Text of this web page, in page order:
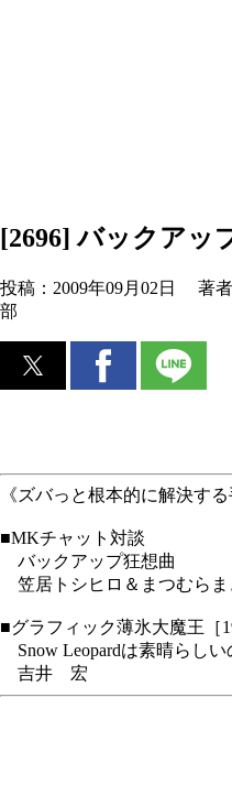
[2696] バックアッ
投稿： 2009年09月02日 著者
部
《ズバっと根本的に解決す
■MKチャット対談
バックアップ狂想曲
笠居トシヒロ＆まつむらま
■グラフィック薄氷大魔王［
Snow Leopardは素晴らし
吉井 宏